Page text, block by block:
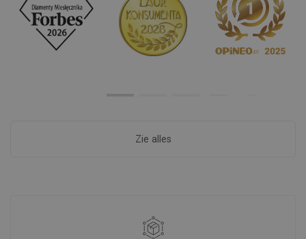
Zie alles